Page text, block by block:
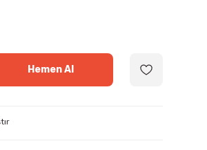
Hemen Al